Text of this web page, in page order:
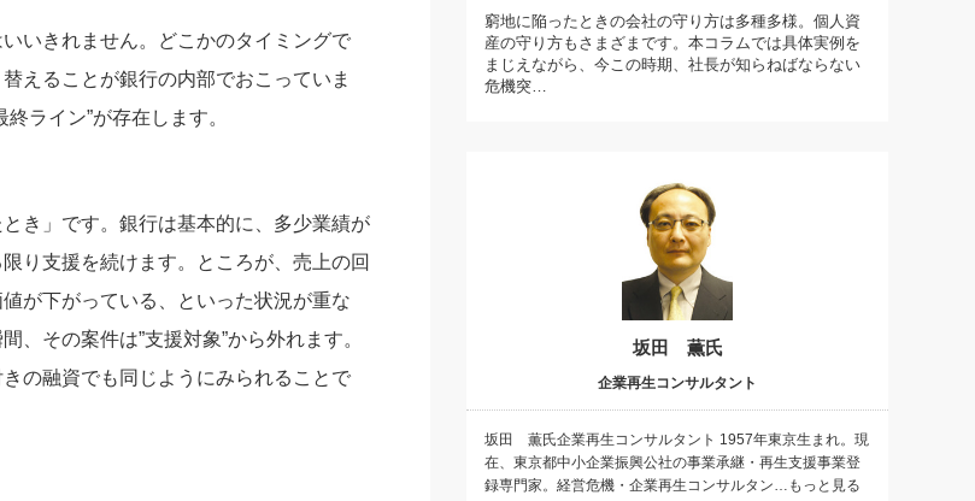
と組織を動かす(200)
ン実現道場(10)
銀行交渉はこうしなさい！(12)
社長のための“全員営業”(30)
行動科学マネジメント(5)
米国スポーツ・ビジネスに学ぶ心理学(98)
高橋一喜の『これぞ！"本物の温泉"』(157)
いきれません。どこかのタイミングで
えることが銀行の内部でおこっていま
ライン”が存在します。
き」です。銀行は基本的に、多少業績が
り支援を続けます。ところが、売上の回
が下がっている、といった状況が重な
、その案件は”支援対象”から外れます。
の融資でも同じようにみられることで
窮地に陥ったときの会社の守り方は多種多様。個人資
産の守り方もさまざまです。本コラムでは具体実例を
まじえながら、今この時期、社長が知らねばならない
危機突…
坂田 薫氏
企業再生コンサルタント
坂田 薫氏企業再生コンサルタント 1957年東京生まれ。現
在、東京都中小企業振興公社の事業承継・再生支援事業登
録専門家。経営危機・企業再生コンサルタン…もっと見る